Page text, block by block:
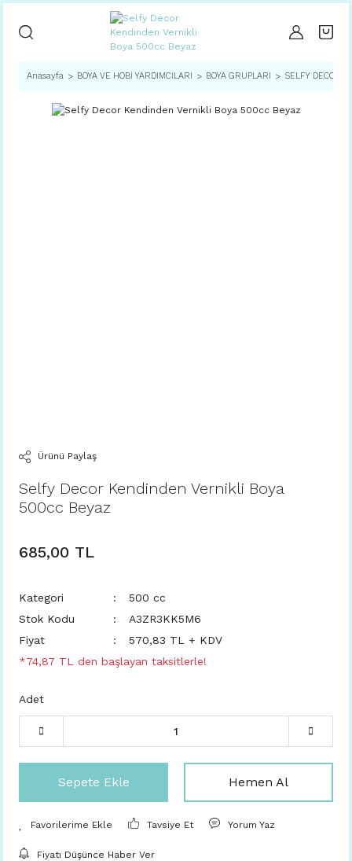
Anasayfa BOYA VE HOBİ YARDIMCILARI BOYA GRUPLARI SELFY DECOR
Ürünü Paylaş
Selfy Decor Kendinden Vernikli Boya
500cc Beyaz
685,00 TL
Kategori
500 cc
Stok Kodu
A3ZR3KK5M6
Fiyat
570,83 TL + KDV
*74,87 TL den başlayan taksitlerle!
Adet
Sepete Ekle Hemen Al
Tavsiye Et Yorum Yaz
Fiyatı Düşünce Haber Ver